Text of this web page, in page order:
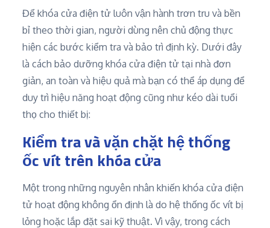
Để khóa cửa điện tử luôn vận hành trơn tru và bền
bỉ theo thời gian, người dùng nên chủ động thực
hiện các bước kiểm tra và bảo trì định kỳ. Dưới đây
là cách bảo dưỡng khóa cửa điện tử tại nhà đơn
giản, an toàn và hiệu quả mà bạn có thể áp dụng để
duy trì hiệu năng hoạt động cũng như kéo dài tuổi
thọ cho thiết bị:
Kiểm tra và vặn chặt hệ thống
ốc vít trên khóa cửa
Một trong những nguyên nhân khiến khóa cửa điện
tử hoạt động không ổn định là do hệ thống ốc vít bị
lỏng hoặc lắp đặt sai kỹ thuật. Vì vậy, trong cách